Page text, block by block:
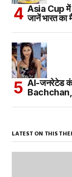
Asia Cup में
जानें भारत का
AI-जनरेटेड
Bachchan,
LATEST ON THIS